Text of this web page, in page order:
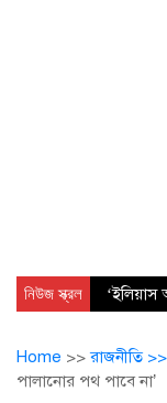
নিউজ স্ক্রল ‘ইলিয়াস
Home >>রাজনীতি
পালানোর পথ পাবে না’